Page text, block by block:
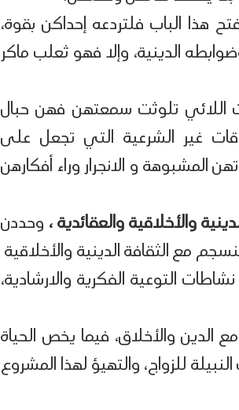
هذا الباب فلتردعه إحداكن بقوة،
الدينية، وإلا فهو ثعلب ماكر
اللائي تلوثت سمعتهن فهن حبال
غير الشرعية التي تجعل على
و الانجرار وراء أفكارهن
والأخلاقية والعقائدية ، وحددن
مع الثقافة الدينية والأخلاقية
التوعية الفكرية والارشادية،
الدين والأخلاق، فيما يخص الحياة
للزواج، والتهيؤ لهذا المشروع